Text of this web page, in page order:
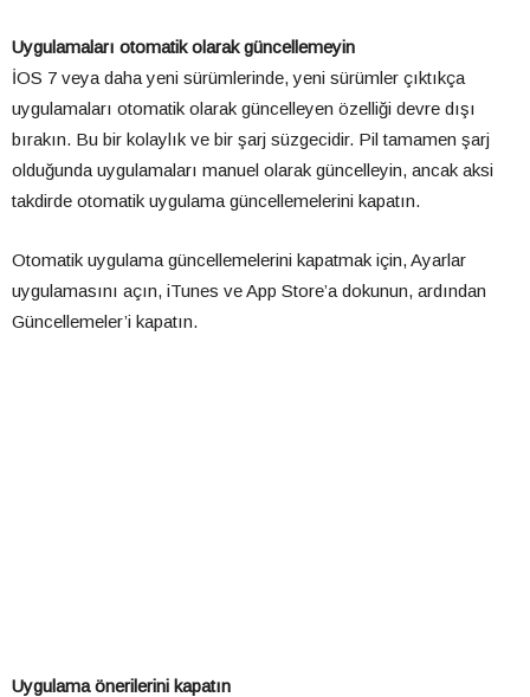
Uygulamaları otomatik olarak güncellemeyin
İOS 7 veya daha yeni sürümlerinde, yeni sürümler çıktıkça
uygulamaları otomatik olarak güncelleyen özelliği devre dışı
bırakın. Bu bir kolaylık ve bir şarj süzgecidir. Pil tamamen şarj
olduğunda uygulamaları manuel olarak güncelleyin, ancak aksi
takdirde otomatik uygulama güncellemelerini kapatın.
Otomatik uygulama güncellemelerini kapatmak için, Ayarlar
uygulamasını açın, iTunes ve App Store’a dokunun, ardından
Güncellemeler’i kapatın.
Uygulama önerilerini kapatın